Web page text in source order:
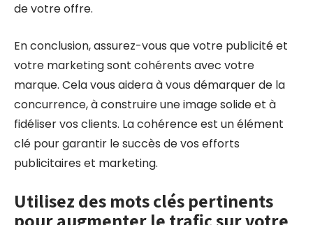
de votre offre.
En conclusion, assurez-vous que votre publicité et
votre marketing sont cohérents avec votre
marque. Cela vous aidera à vous démarquer de la
concurrence, à construire une image solide et à
fidéliser vos clients. La cohérence est un élément
clé pour garantir le succès de vos efforts
publicitaires et marketing.
Utilisez des mots clés pertinents
pour augmenter le trafic sur votre